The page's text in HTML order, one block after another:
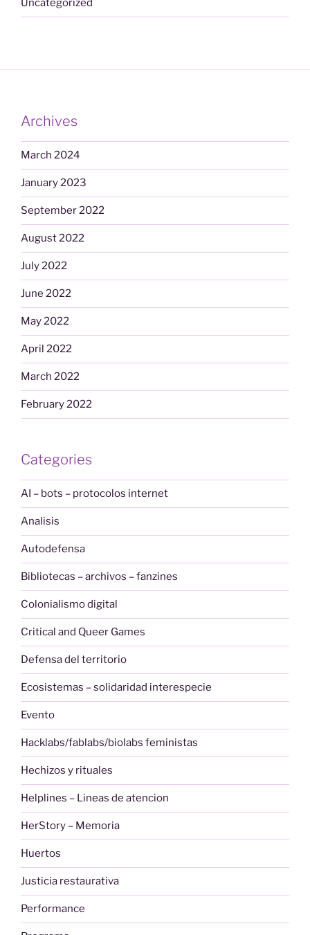
Uncategorized
Archives
March 2024
January 2023
September 2022
August 2022
July 2022
June 2022
May 2022
April 2022
March 2022
February 2022
Categories
AI – bots – protocolos internet
Analisis
Autodefensa
Bibliotecas – archivos – fanzines
Colonialismo digital
Critical and Queer Games
Defensa del territorio
Ecosistemas – solidaridad interespecie
Evento
Hacklabs/fablabs/biolabs feministas
Hechizos y rituales
Helplines – Lineas de atencion
HerStory – Memoria
Huertos
Justicia restaurativa
Performance